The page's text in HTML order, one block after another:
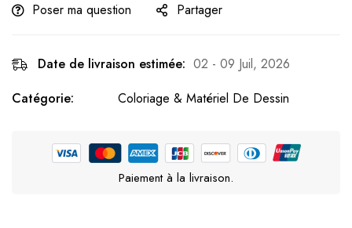
Poser ma question Partager
Date de livraison estimée: 02 - 09 Juil, 2026
Catégorie:
Coloriage & Matériel De Dessin
Paiement à la livraison.